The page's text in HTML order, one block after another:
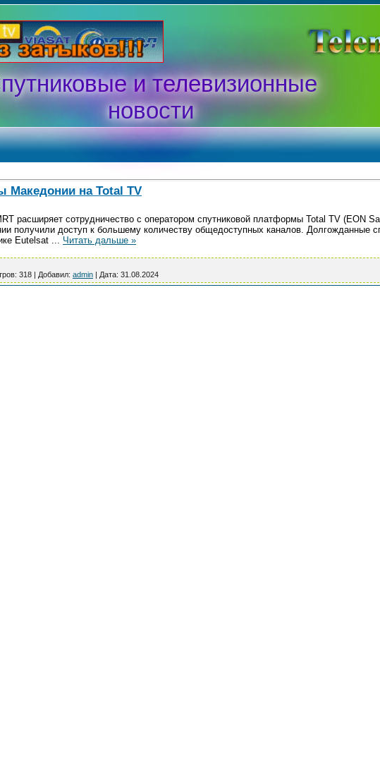
и телевизионные
новости
Македонии на Total TV
расширяет сотрудничество с оператором спутниковой платформы Total TV (EON
получили доступ к большему количеству общедоступных каналов. Долгожданные
Eutelsat ... Читать дальше »
318 | Добавил: admin | Дата: 31.08.2024